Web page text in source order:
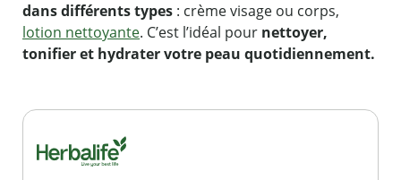
dans différents types : crème visage ou corps,
lotion nettoyante. C’est l’idéal pour nettoyer,
tonifier et hydrater votre peau quotidiennement.